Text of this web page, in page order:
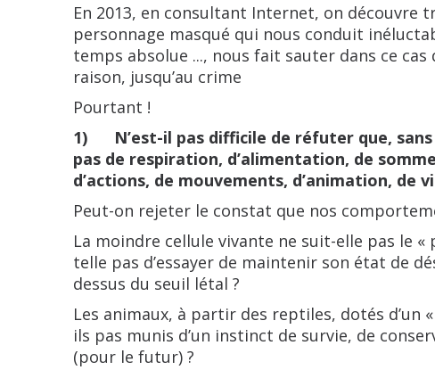
En 2013, en consultant Internet, on découvre
personnage masqué qui nous conduit
temps absolue ..., nous fait sauter dans ce
raison, jusqu’au crime
Pourtant !
1) N’est-il pas difficile de réfuter que, sans
pas de respiration, d’alimentation, de
d’actions, de mouvements, d’animation, de
Peut-on rejeter le constat que nos
La moindre cellule vivante ne suit-elle pas le
telle pas d’essayer de maintenir son état de
dessus du seuil létal ?
Les animaux, à partir des reptiles, dotés
ils pas munis d’un instinct de survie, de
(pour le futur) ?